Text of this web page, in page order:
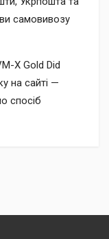
самовивозу
X Gold Did
на сайті —
спосіб